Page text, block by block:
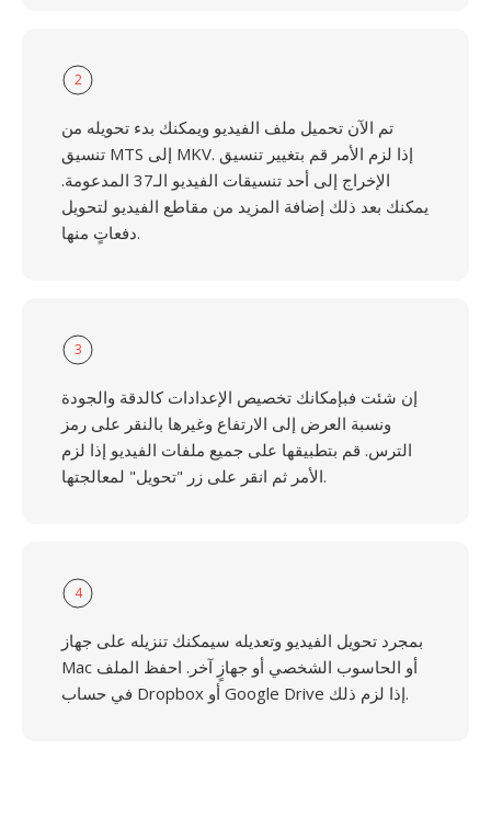
2
تم الآن تحميل ملف الفيديو ويمكنك بدء تحويله من
تنسيق MTS إلى MKV. إذا لزم الأمر قم بتغيير تنسيق
الإخراج إلى أحد تنسيقات الفيديو الـ37 المدعومة.
يمكنك بعد ذلك إضافة المزيد من مقاطع الفيديو لتحويل
دفعاتٍ منها.
3
إن شئت فبإمكانك تخصيص الإعدادات كالدقة والجودة
ونسبة العرض إلى الارتفاع وغيرها بالنقر على رمز
الترس. قم بتطبيقها على جميع ملفات الفيديو إذا لزم
الأمر ثم انقر على زر "تحويل" لمعالجتها.
4
بمجرد تحويل الفيديو وتعديله سيمكنك تنزيله على جهاز
Mac أو الحاسوب الشخصي أو جهازٍ آخر. احفظ الملف
في حساب Dropbox أو Google Drive إذا لزم ذلك.